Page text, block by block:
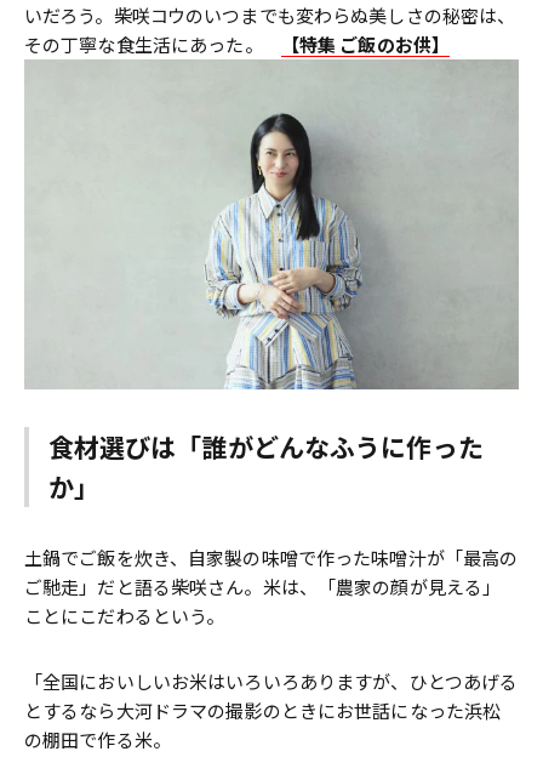
いだろう。柴咲コウのいつまでも変わらぬ美しさの秘密は、
その丁寧な食生活にあった――。
【特集 ご飯のお供】
食材選びは「誰がどんなふうに作った
か」
土鍋でご飯を炊き、自家製の味噌で作った味噌汁が「最高の
ご馳走」だと語る柴咲さん。米は、「農家の顔が見える」
ことにこだわるという。
「全国においしいお米はいろいろありますが、ひとつあげる
とするなら大河ドラマの撮影のときにお世話になった浜松
の棚田で作る米。